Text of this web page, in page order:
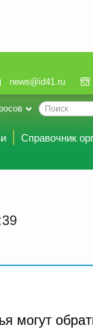
news@id41.ru
Справочник
могут